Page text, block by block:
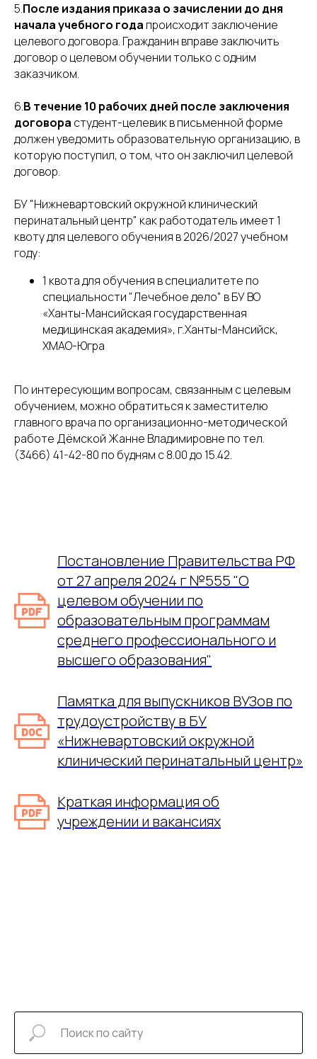
5.После издания приказа о зачислении до дня
начала учебного года происходит заключение
целевого договора. Гражданин вправе заключить
договор о целевом обучении только с одним
заказчиком.
6.В течение 10 рабочих дней после заключения
договора студент-целевик в письменной форме
должен уведомить образовательную организацию, в
которую поступил, о том, что он заключил целевой
договор.
БУ "Нижневартовский окружной клинический
перинатальный центр" как работодатель имеет 1
квоту для целевого обучения в 2026/2027 учебном
году:
1 квота для обучения в специалитете по
специальности "Лечебное дело" в БУ ВО
«Ханты-Мансийская государственная
медицинская академия», г.Ханты-Мансийск,
ХМАО-Югра
По интересующим вопросам, связанным с целевым
обучением, можно обратиться к заместителю
главного врача по организационно-методической
работе Дёмской Жанне Владимировне по тел.
(3466) 41-42-80 по будням с 8.00 до 15.42.
Постановление Правительства РФ
от 27 апреля 2024 г №555 "О
целевом обучении по
образовательным программам
среднего профессионального и
высшего образования"
Памятка для выпускников ВУЗов по
трудоустройству в БУ
«Нижневартовский окружной
клинический перинатальный центр»
Краткая информация об
учреждении и вакансиях